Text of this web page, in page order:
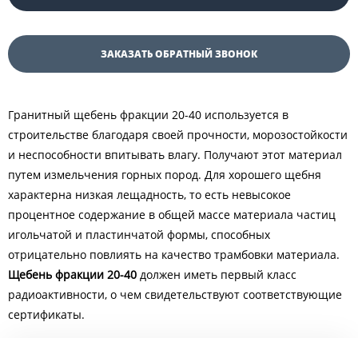
ЗАКАЗАТЬ ОБРАТНЫЙ ЗВОНОК
Гранитный щебень фракции 20-40 используется в
строительстве благодаря своей прочности, морозостойкости
и неспособности впитывать влагу. Получают этот материал
путем измельчения горных пород. Для хорошего щебня
характерна низкая лещадность, то есть невысокое
процентное содержание в общей массе материала частиц
игольчатой и пластинчатой формы, способных
отрицательно повлиять на качество трамбовки материала.
Щебень фракции 20-40 должен иметь первый класс
радиоактивности, о чем свидетельствуют соответствующие
сертификаты.